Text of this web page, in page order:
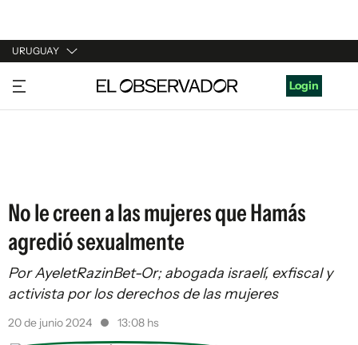
URUGUAY
URUGUAY
ARGENTINA
Login
No le creen a las mujeres que Hamás
agredió sexualmente
Por AyeletRazinBet-Or; abogada israelí, exfiscal y
activista por los derechos de las mujeres
20 de junio 2024 13:08 hs